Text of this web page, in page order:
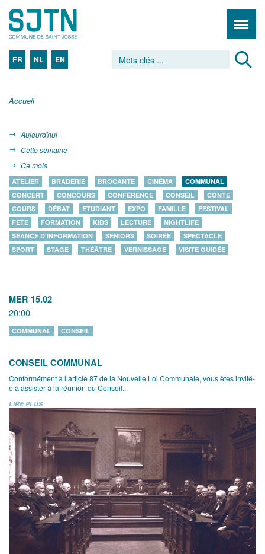
FR NL EN
Accueil
Aujourd'hui
Cette semaine
Ce mois
ATELIER BRADERIE BROCANTE CINÉMA
COMMUNAL
CONCERT
CONCOURS CONFÉRENCE CONSEIL
CONTE
COURS
DÉBAT ETUDIANT EXPO FAMILLE
FESTIVAL
FÊTE
FORMATION KIDS LECTURE
NIGHTLIFE
SÉANCE D'INFORMATION
SENIORS SOIRÉE
SPECTACLE
SPORT
STAGE THÉÂTRE VERNISSAGE VISITE GUIDÉE
MER 15.02
20:00
COMMUNAL CONSEIL
CONSEIL COMMUNAL
Conformément à l’article 87 de la Nouvelle Loi Communale, vous êtes invité-
e à assister à la réunion du Conseil...
LIRE PLUS